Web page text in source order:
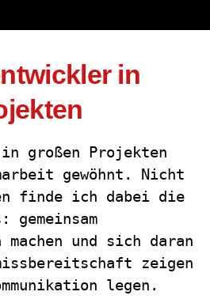
in
großen Projekten
gewöhnt. Nicht
finde ich dabei die
machen und sich daran
zeigen
legen.